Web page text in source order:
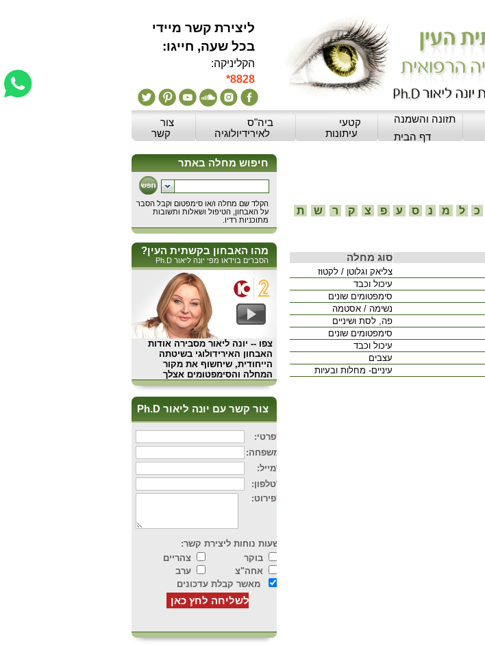
ליצירת קשר מיידי
:בכל שעה, חייגו
הקליניקה:
*8828
צור
קשר
ביה"ס
לאירידיולוגיה
קטעי
עיתונות
תזונה והשמנה
דף הבית
מהו האבחון בקשתית העין?
הסברים בוידאו מפי יונה ליאור Ph.D
צפו -- יונה ליאור מסבירה אודות
האבחון האירידולוגי בשיטתה
הייחודית, שיחשוף את מקור
המחלה והסימפטומים אצלך
צור קשר עם יונה ליאור Ph.D
כ ל מ נ ס ע פ צ ק ר ש
ת
סוג מחלה
צליאק וגלוטן / לקטוז
עיכול וכבד
סימפטומים שונים
נשימה / אסטמה
פה, לסת ושיניים
סימפטומים שונים
עיכול וכבד
עצבים
עיניים- מחלות ובעיות